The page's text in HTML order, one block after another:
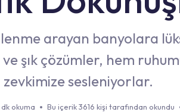
arayan banyolara
ve şık çözümler, hem
zevkimize sesleniyorlar.
dk okuma Bu içerik 3616 kişi tarafından okundu